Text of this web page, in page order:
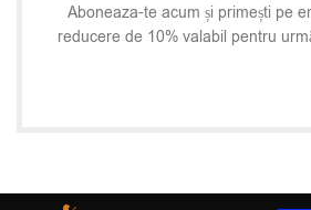
Aboneaza-te acum și primești pe
reducere de 10% valabil pentru